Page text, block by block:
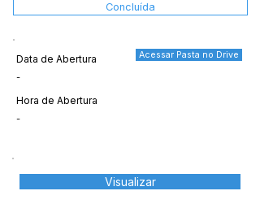
Concluída
Data de Abertura Acessar Pasta no Drive
-
Hora de Abertura
-
Visualizar